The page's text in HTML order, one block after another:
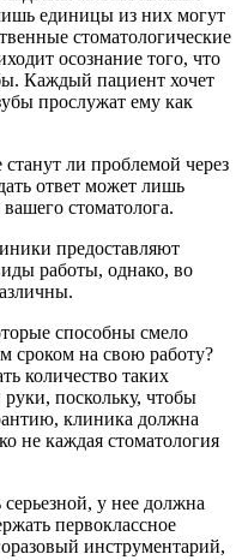
единицы из них могут
стоматологические
осознание того, что
Каждый пациент хочет
прослужат ему как
ли проблемой через
ответ может лишь
стоматолога.
предоставляют
работы, однако, во
способны смело
сроком на свою работу?
количество таких
поскольку, чтобы
клиника должна
не каждая стоматология
у нее должна
первоклассное
инструментарий,